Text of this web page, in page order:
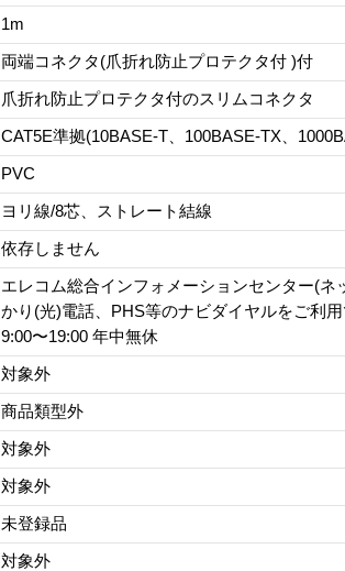
1m
両端コネクタ(爪折れ防止プロテクタ付 )付
爪折れ防止プロテクタ付のスリムコネクタ
CAT5E準拠(10BASE-T、100BASE-TX、
PVC
ヨリ線/8芯、ストレート結線
依存しません
エレコム総合インフォメーションセンター(ネ
かり(光)電話、PHS等のナビダイヤルをご利
9:00〜19:00 年中無休
対象外
商品類型外
対象外
対象外
未登録品
対象外